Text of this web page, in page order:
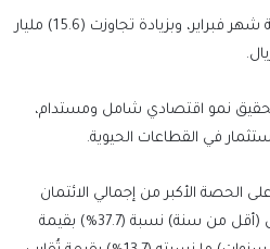
وأظهرت البيانات ارتفاع الائتمان المصرفي على أساس شهري بنسبة (0.5%) بنهاية شهر فبراير، وبزيادة تجاوزت (15.6) مليار
تحقيق نمو اقتصادي شامل ومستدام،
الحصة الأكبر من إجمالي الائتمان
بنسبة (48.6%)، بقيمة بلغت (1.622) تريليون ريال، فيما شكّل الائتمان قصير الأجل (أقل من سنة) نسبة (37.7%) بقيمة